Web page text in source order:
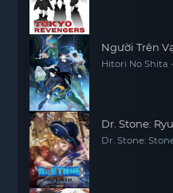
Người Trên
Hitori No Shita
Dr. Stone:
Dr. Stone: